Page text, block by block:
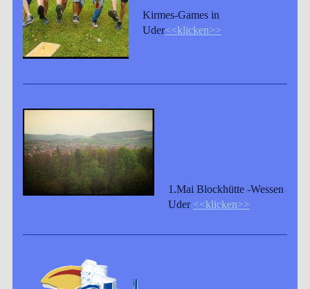
Kirmes-Games in
Uder<<klicken>>
1.Mai Blockhütte -Wessen
Uder <<klicken>>